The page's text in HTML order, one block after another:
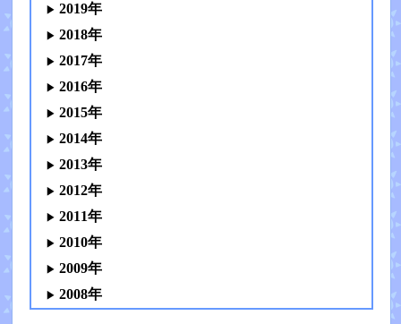
2019年
2018年
2017年
2016年
2015年
2014年
2013年
2012年
2011年
2010年
2009年
2008年